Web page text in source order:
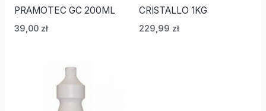
PRAMOTEC GC 200ML
39,00 zł
CRISTALLO 1KG
229,99 zł